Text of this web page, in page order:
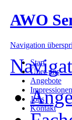
AWO
Navigation
Start
Über uns
Angebote
Impressionen
Jobs
Kontakt